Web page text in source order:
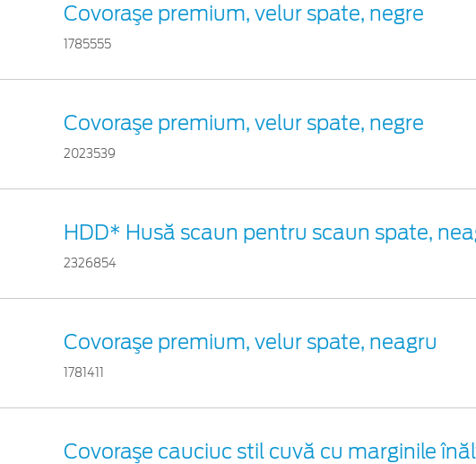
Covoraşe premium, velur spate, negre
1785555
Covoraşe premium, velur spate, negre
2023539
HDD* Husă scaun pentru scaun spate,
2326854
Covoraşe premium, velur spate, neagru
1781411
Covoraşe cauciuc stil cuvă cu marginile